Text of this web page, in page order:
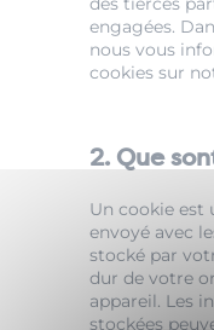
engagées.
nous vous
cookies sur
2. Que
Un cookie
envoyé avec
stocké par
dur de votre
appareil. Les
stockées